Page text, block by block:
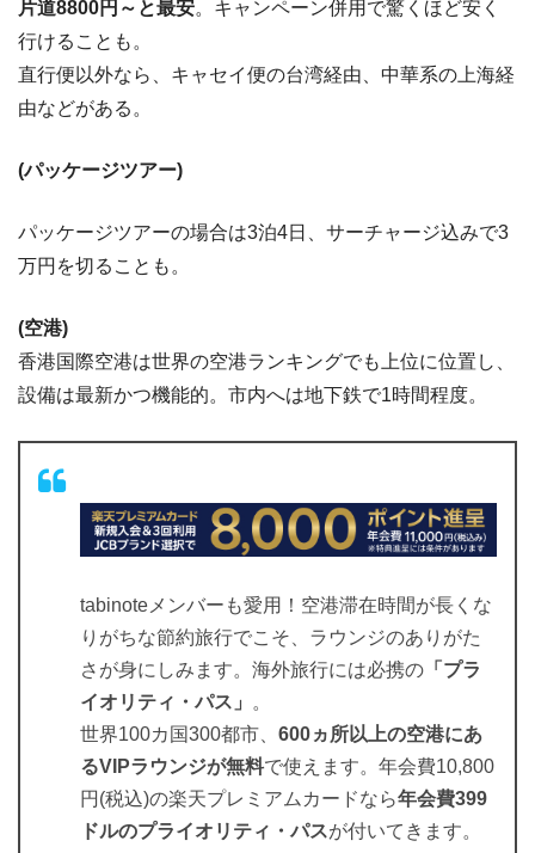
片道8800円～と最安。キャンペーン併用で驚くほど安く
行けることも。
直行便以外なら、キャセイ便の台湾経由、中華系の上海経
由などがある。
(パッケージツアー)
パッケージツアーの場合は3泊4日、サーチャージ込みで3
万円を切ることも。
(空港)
香港国際空港は世界の空港ランキングでも上位に位置し、
設備は最新かつ機能的。市内へは地下鉄で1時間程度。
tabinoteメンバーも愛用！空港滞在時間が長くな
りがちな節約旅行でこそ、ラウンジのありがた
さが身にしみます。海外旅行には必携の 「プラ
イオリティ・パス」
。
世界100カ国300都市、 600ヵ所以上の空港にあ
るVIPラウンジが無料で使えます。年会費10,800
円(税込)の楽天プレミアムカードなら年会費399
ドルのプライオリティ・パスが付いてきます。